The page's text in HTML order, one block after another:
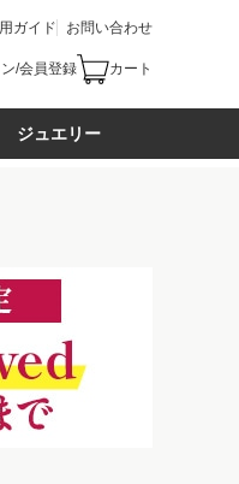
ガイド お問い合わせ
/会員登録 カート
ジュエリー